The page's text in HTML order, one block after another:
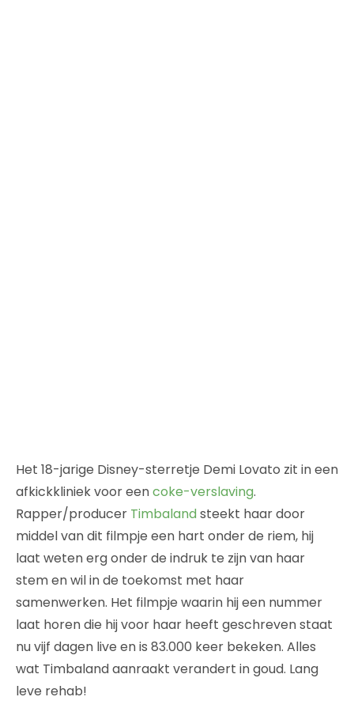
Het 18-jarige Disney-sterretje Demi Lovato zit in een
afkickkliniek voor eencoke-verslaving.
Rapper/producer Timbaland steekt haar door
middel van dit filmpje een hart onder de riem, hij
laat weten erg onder de indruk te zijn van haar
stem en wil in de toekomst met haar
samenwerken. Het filmpje waarin hij een nummer
laat horen die hij voor haar heeft geschreven staat
nu vijf dagen live en is 83.000 keer bekeken. Alles
wat Timbaland aanraakt verandert in goud. Lang
leve rehab!